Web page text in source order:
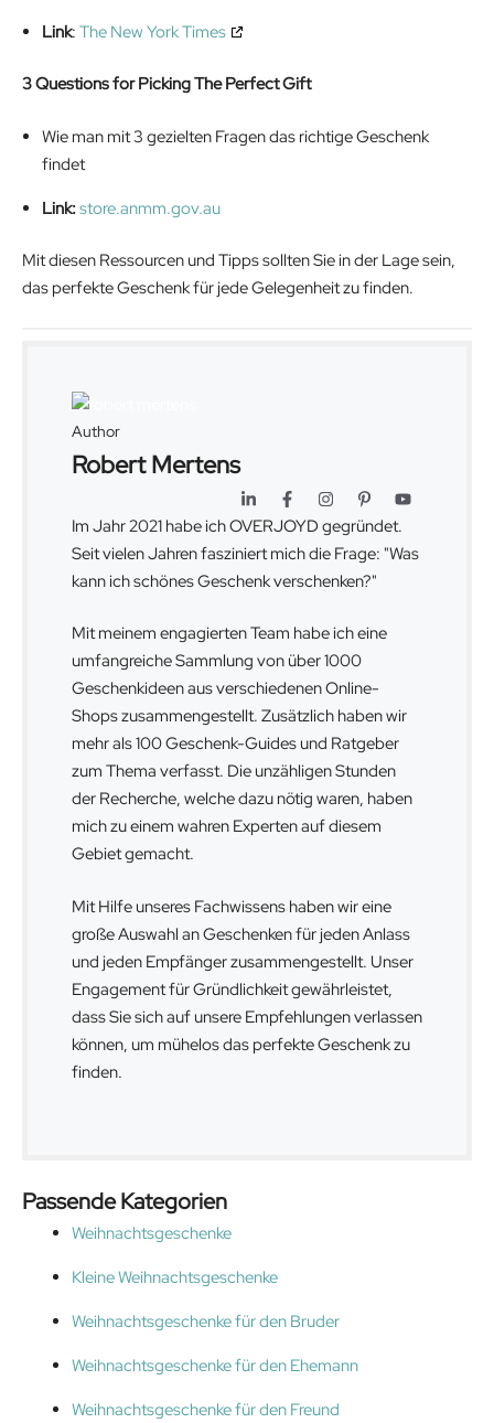
Link: The New York Times
3 Questions for Picking The Perfect Gift
Wie man mit 3 gezielten Fragen das richtige Geschenk
findet
Link:store.anmm.gov.au
Mit diesen Ressourcen und Tipps sollten Sie in der Lage sein,
das perfekte Geschenk für jede Gelegenheit zu finden.
Author
Robert Mertens
Im Jahr 2021 habe ich OVERJOYD gegründet.
Seit vielen Jahren fasziniert mich die Frage: "Was
kann ich schönes Geschenk verschenken?"
Mit meinem engagierten Team habe ich eine
umfangreiche Sammlung von über 1000
Geschenkideen aus verschiedenen Online-
Shops zusammengestellt. Zusätzlich haben wir
mehr als 100 Geschenk-Guides und Ratgeber
zum Thema verfasst. Die unzähligen Stunden
der Recherche, welche dazu nötig waren, haben
mich zu einem wahren Experten auf diesem
Gebiet gemacht.
Mit Hilfe unseres Fachwissens haben wir eine
große Auswahl an Geschenken für jeden Anlass
und jeden Empfänger zusammengestellt. Unser
Engagement für Gründlichkeit gewährleistet,
dass Sie sich auf unsere Empfehlungen verlassen
können, um mühelos das perfekte Geschenk zu
finden.
Passende Kategorien
Weihnachtsgeschenke
Kleine Weihnachtsgeschenke
Weihnachtsgeschenke für den Bruder
Weihnachtsgeschenke für den Ehemann
Weihnachtsgeschenke für den Freund